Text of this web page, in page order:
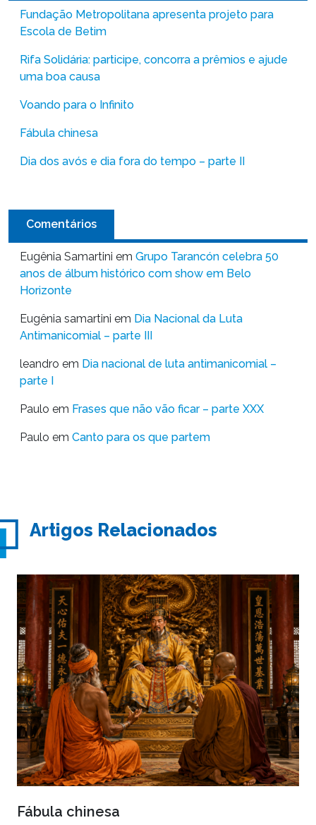
Fundação Metropolitana apresenta projeto para
Escola de Betim
Rifa Solidária: participe, concorra a prêmios e ajude
uma boa causa
Voando para o Infinito
Fábula chinesa
Dia dos avós e dia fora do tempo – parte II
Comentários
Eugênia Samartini em Grupo Tarancón celebra 50
anos de álbum histórico com show em Belo
Horizonte
Eugênia samartini em Dia Nacional da Luta
Antimanicomial – parte III
leandro em Dia nacional de luta antimanicomial –
parte I
Paulo em Frases que não vão ficar – parte XXX
Paulo em Canto para os que partem
Artigos Relacionados
Fábula chinesa